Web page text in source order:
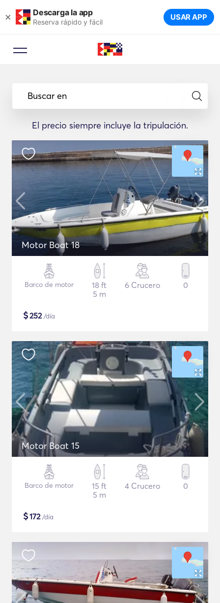
× Descarga la app
Reserva rápido y fácil USAR APP
Buscar en
El precio siempre incluye la tripulación.
Motor Boat 18
Barco de motor
18 ft
5 m
6 Crucero 0
$252/día
Motor Boat 15
Barco de motor
15 ft
5 m
4 Crucero 0
$172/día